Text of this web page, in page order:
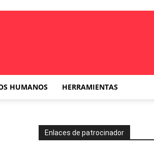
HUMANOS HERRAMIENTAS
Enlaces de patrocinador